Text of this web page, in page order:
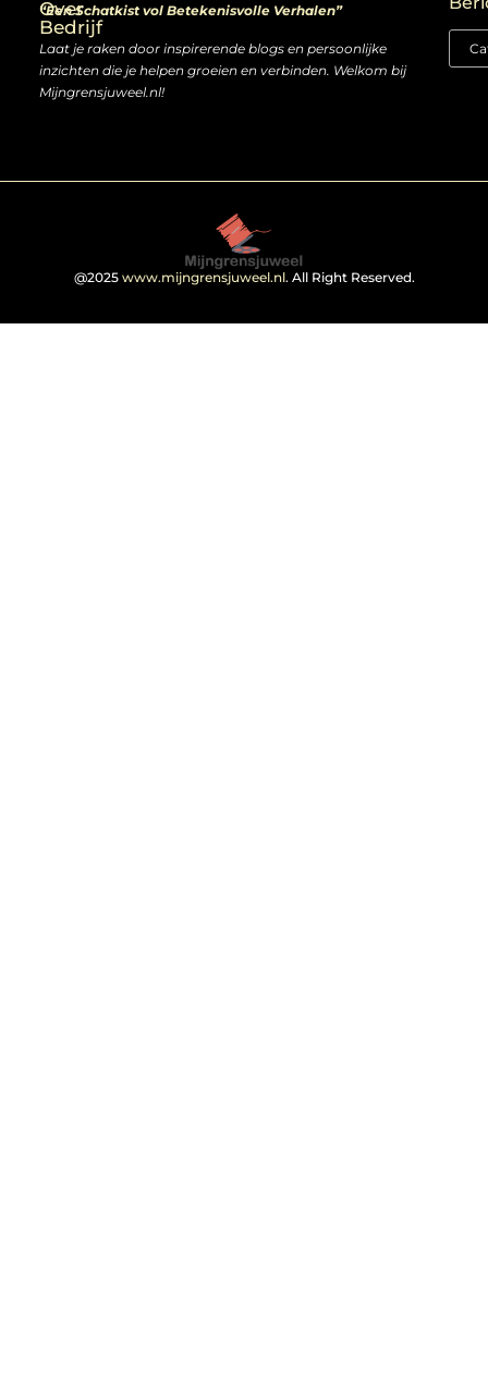
Over
Bedrijf
“Een Schatkist vol Betekenisvolle Verhalen”
Laat je raken door inspirerende blogs en persoonlijke
inzichten die je helpen groeien en verbinden. Welkom bij
Mijngrensjuweel.nl!
@2025 www.mijngrensjuweel.nl. All Right Reserved.